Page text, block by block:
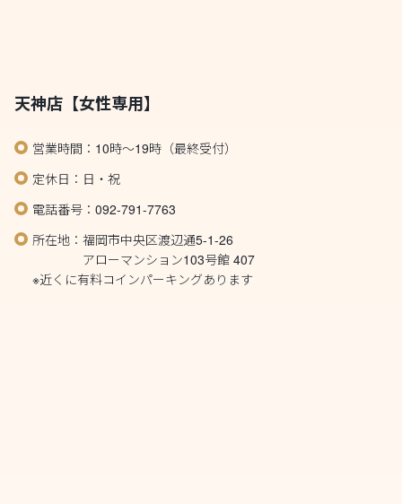
天神店【女性専用】
営業時間：10時～19時（最終受付）
定休日：日・祝
電話番号：092-791-7763
所在地：福岡市中央区渡辺通5-1-26
アローマンション103号館 407
※近くに有料コインパーキングあります